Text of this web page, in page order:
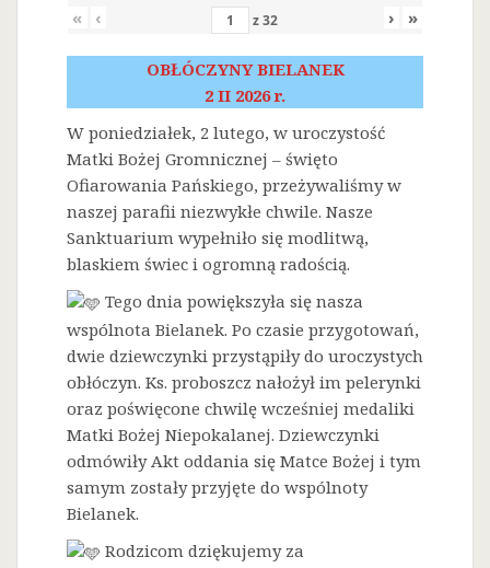
« ‹ z32 › »
OBŁÓCZYNY BIELANEK
2 II 2026 r.
W poniedziałek, 2 lutego, w uroczystość
Matki Bożej Gromnicznej – święto
Ofiarowania Pańskiego, przeżywaliśmy w
naszej parafii niezwykłe chwile. Nasze
Sanktuarium wypełniło się modlitwą,
blaskiem świec i ogromną radością.
Tego dnia powiększyła się nasza
wspólnota Bielanek. Po czasie przygotowań,
dwie dziewczynki przystąpiły do uroczystych
obłóczyn. Ks. proboszcz nałożył im pelerynki
oraz poświęcone chwilę wcześniej medaliki
Matki Bożej Niepokalanej. Dziewczynki
odmówiły Akt oddania się Matce Bożej i tym
samym zostały przyjęte do wspólnoty
Bielanek.
Rodzicom dziękujemy za